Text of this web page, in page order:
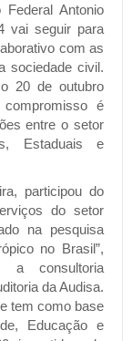
Antonio
vai seguir para
com as
sociedade civil.
20 de outubro
é
entre o setor
Estaduais e
participou do
do setor
na pesquisa
no Brasil”,
a consultoria
da Audisa.
tem como base
Educação e